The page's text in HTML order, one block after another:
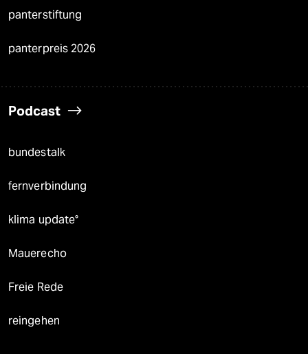
panterstiftung
panterpreis 2026
Podcast
bundestalk
fernverbindung
klima update°
Mauerecho
Freie Rede
reingehen